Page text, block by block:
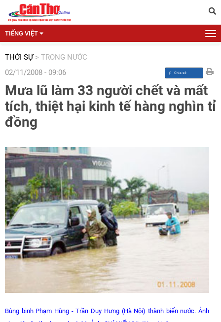
TIẾNG VIỆT
THỜI SỰ > TRONG NƯỚC
02/11/2008 - 09:06
Mưa lũ làm 33 người chết và mất
tích, thiệt hại kinh tế hàng nghìn tỉ
đồng
Bùng binh Phạm Hùng - Trần Duy Hưng (Hà Nội) thành biển nước. Ảnh